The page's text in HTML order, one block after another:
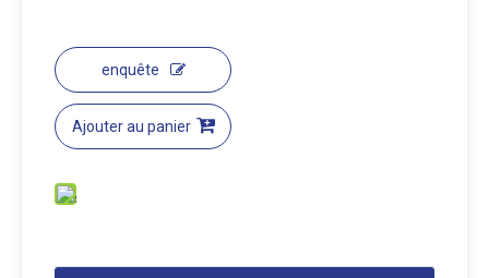
enquête
Ajouter au panier